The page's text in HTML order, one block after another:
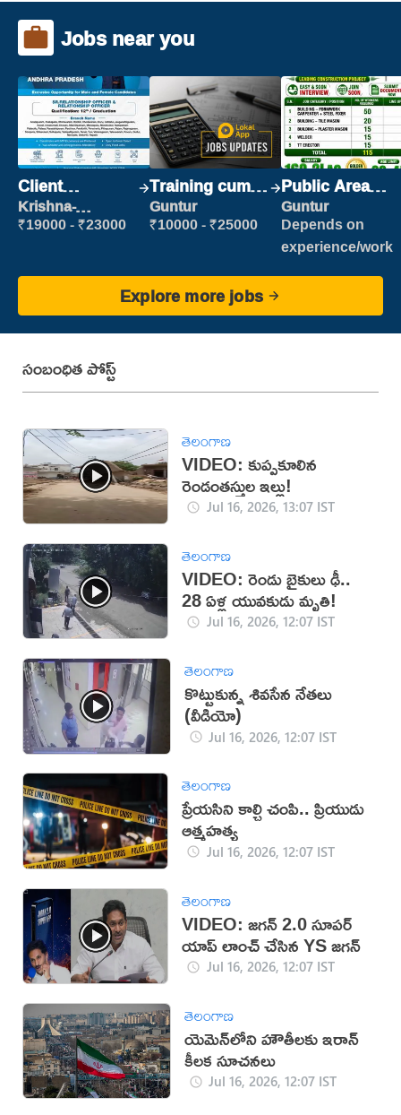
Jobs near you
Client
Relationship
Executive
Krishna-
vijayawada
₹19000 - ₹23000
Training cum
Placement
Guntur
₹10000 - ₹25000
Public Area
Cleaner
Guntur
Depends on
experience/work
Explore more jobs
సంబంధిత పోస్ట్
తెలంగాణ
VIDEO: కుప్పకూలిన
రెండంతస్తుల ఇల్లు!
Jul 16, 2026, 13:07 IST
తెలంగాణ
VIDEO: రెండు బైకులు ఢీ..
28 ఏళ్ల యువకుడు మృతి!
Jul 16, 2026, 12:07 IST
తెలంగాణ
కొట్టుకున్న శివసేన నేతలు
(వీడియో)
Jul 16, 2026, 12:07 IST
తెలంగాణ
ప్రేయసిని కాల్చి చంపి.. ప్రియుడు
ఆత్మహత్య
Jul 16, 2026, 12:07 IST
తెలంగాణ
VIDEO: జగన్‌ 2.0 సూపర్‌
యాప్‌ లాంచ్ చేసిన YS జగన్‌
Jul 16, 2026, 12:07 IST
తెలంగాణ
యెమెన్‌లోని హౌతీలకు ఇరాన్
కీలక సూచనలు
Jul 16, 2026, 12:07 IST